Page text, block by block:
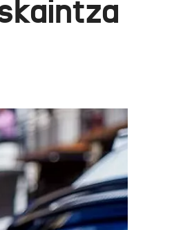
Azken berriak